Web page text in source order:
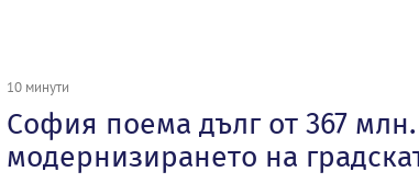
10 минути
София поема дълг от 367
модернизирането на